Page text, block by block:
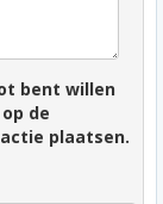
bent willen
de
plaatsen.